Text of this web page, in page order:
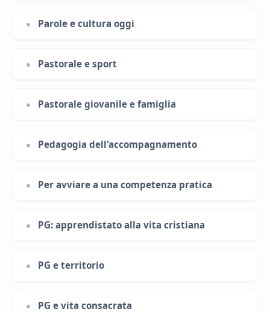
Parole e cultura oggi
Pastorale e sport
Pastorale giovanile e famiglia
Pedagogia dell'accompagnamento
Per avviare a una competenza pratica
PG: apprendistato alla vita cristiana
PG e territorio
PG e vita consacrata